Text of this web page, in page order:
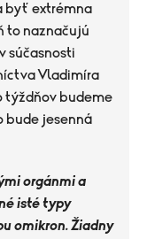
byť extrémna
to naznačujú
súčasnosti
Vladimíra
týždňov budeme
bude jesenná
orgánmi a
isté typy
omikron. Žiadny